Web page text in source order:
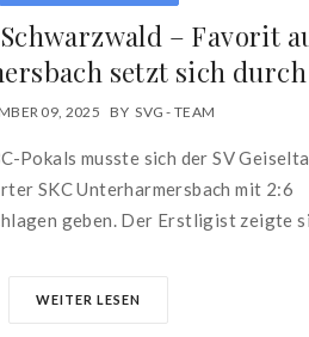
– Favorit
setzt sich durch
09, 2025 BY SVG - TEAM
Pokals musste sich der SV
SKC Unterharmersbach mit 2:6
geben. Der Erstligist zeigte
WEITER LESEN